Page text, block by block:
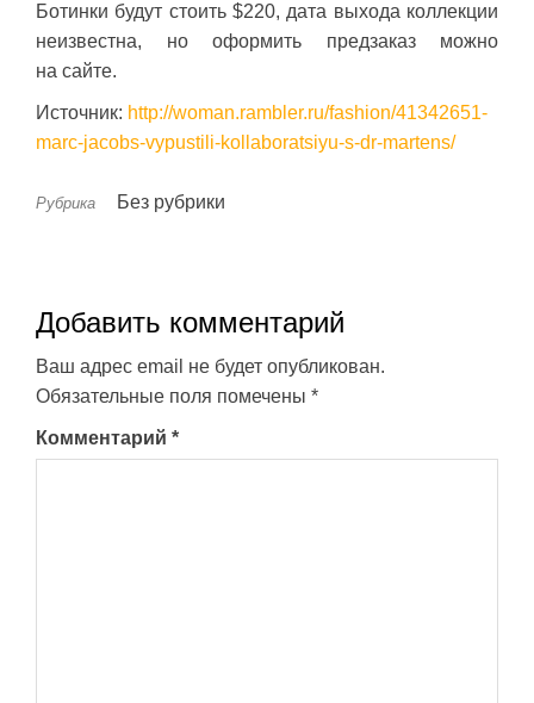
Ботинки будут стоить $220, дата выхода коллекции
неизвестна, но оформить предзаказ можно
на сайте.
Источник: http://woman.rambler.ru/fashion/41342651-
marc-jacobs-vypustili-kollaboratsiyu-s-dr-martens/
Рубрика Без рубрики
Добавить комментарий
Ваш адрес email не будет опубликован.
Обязательные поля помечены *
Комментарий *